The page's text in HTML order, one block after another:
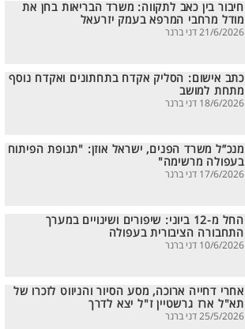
חיבור בין כאב לתקווה: משרד הבריאות בחן את
מודל מרחבי המרפא בעמק יזרעאל
21/6/2026 דני ברנר
כתב אישום: הסליק אקדח בתחתונים ואקדח נוסף
מתחת למושב
18/6/2026 דני ברנר
מנכ”ל משרד הפנים, ישראל אוזן: "תנופת הפיתוח
בעפולה מרשימה"
17/6/2026 דני ברנר
החל מ-12 ביוני: שיפורים ושינויים במערך
התחבורה הציבורית בעפולה
10/6/2026 דני ברנר
אחרי דחייה ארוכה, מסע הסיור והניווט לזכרו של
תא"ל ארז גרשטיין ז"ל יצא לדרך
25/5/2026 דני ברנר